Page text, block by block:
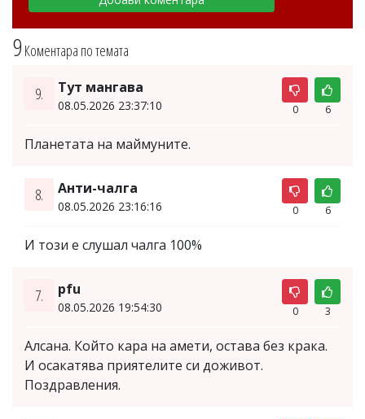
9Коментара по темата
9. Тут мангава
08.05.2026 23:37:10 0 6
Планетата на маймуните.
8. Анти-чалга
08.05.2026 23:16:16 0 6
И този е слушал чалга 100%
7. pfu
08.05.2026 19:54:30 0 3
Алсана. Който кара на амети, остава без крака.
И осакатява приятелите си доживот.
Поздравления.